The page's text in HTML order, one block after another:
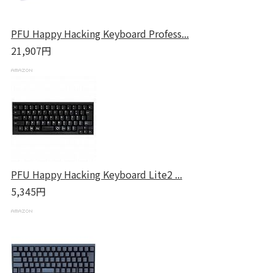
PFU Happy Hacking Keyboard Profess...
21,907円
PFU Happy Hacking Keyboard Lite2 ...
5,345円